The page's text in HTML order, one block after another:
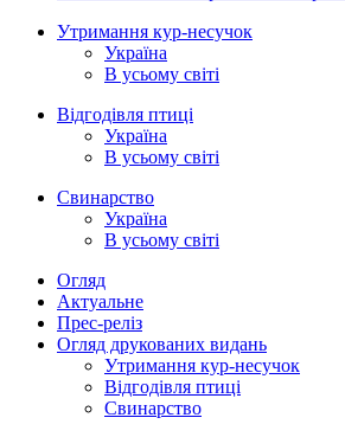
Утримання кур-несучок
Україна
В усьому світі
Відгодівля птиці
Україна
В усьому світі
Свинарство
Україна
В усьому світі
Огляд
Актуальне
Прес-реліз
Огляд друкованих видань
Утримання кур-несучок
Відгодівля птиці
Свинарство